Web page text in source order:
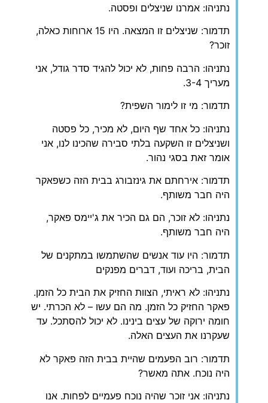
נתניהו: אמרנו שניצלים ופסטה.
תדמור: שניצלים זו המצאה. היו 15 ארוחות כאלה,
זוכר?
נתניהו: הרבה פחות, לא יכול להגיד סדר גודל, אני
מעריך 3-4.
תדמור: מי זו לימור השפית?
נתניהו: כל אחד שף היום, לא מכיר, כל פסטה
ושניצלים זו השקעה בלתי סבירה שהכינו לנו, אני
אומר זאת בסגי נהור.
תדמור: אירחתם את גינזבורג בבית הזה כשפאקר
היה חבר משותף.
נתניהו: לא זוכר, הם גם הכיר את ג'יימס פאקר,
היה חבר משותף.
תדמור: היו עוד אנשים שהשתמשו במתקנים של
הבית, בריכה ועוד, דברים מפנקים
נתניהו: לא ראיתי, הצוות החזיק את הבית כל הזמן.
פאקר החזיק כל הזמן. מה הם עשו – לא הכרתי. יש
חומה ירוקה של עצים בינינו. לא יכול להסתכל. עד
שעקרנו את העצים האלה.
תדמור: רוב הפעמים שהיית בבית הזה פאקר לא
היה נוכח. אתה מאשר?
נתניהו: אני זוכר שהיה נוכח פעמיים לפחות. אנו